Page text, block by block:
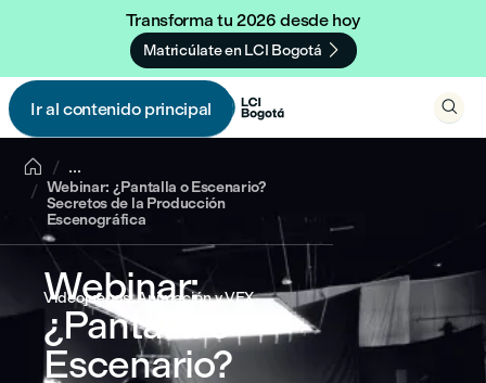
Transforma tu 2026 desde hoy
Matricúlate en LCI Bogotá 
Ir al contenido principal
 
 ...
Webinar: ¿Pantalla o Escenario?
Secretos de la Producción
Escenográfica
Videojuegos, Animación y VFX
Webinar:
¿Pantalla o
Escenario?